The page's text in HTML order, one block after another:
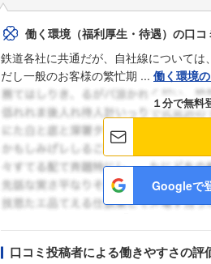
働く環境（福利厚生・待遇）の口コ
鉄道各社に共通だが、自社線について
だし一般のお客様の繁忙期 ... 働く環境
１分で無料
Googleで
口コミ投稿者による働きやすさの評